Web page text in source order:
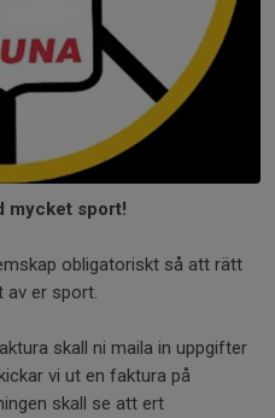
mycket sport!
obligatoriskt så att rätt
av er sport.
skall ni maila in uppgifter
vi ut en faktura på
skall se att ert